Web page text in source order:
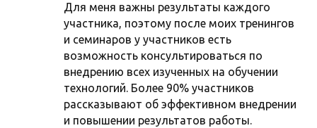
Для меня важны результаты каждого
участника, поэтому после моих тренингов
и семинаров у участников есть
возможность консультироваться по
внедрению всех изученных на обучении
технологий. Более 90% участников
рассказывают об эффективном внедрении
и повышении результатов работы.